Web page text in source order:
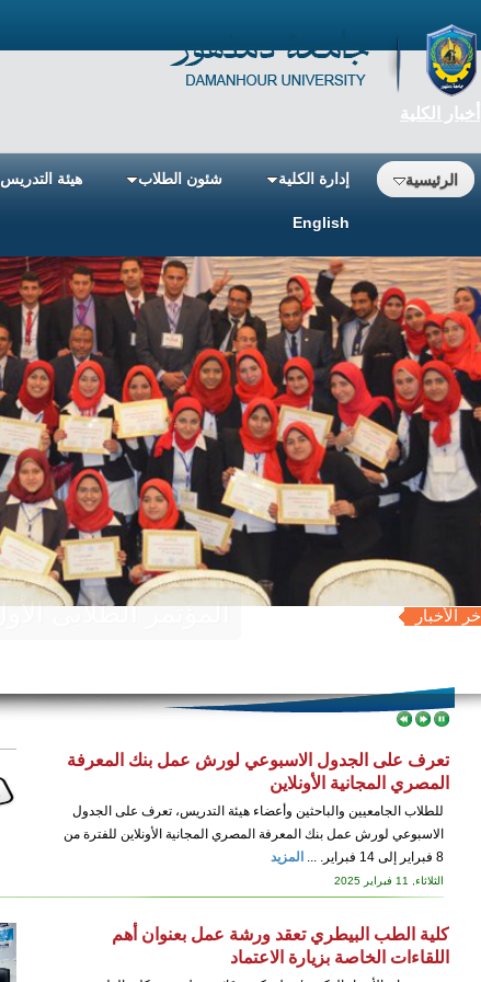
أخبار الكلية
الرئيسية إدارة الكلية شئون الطلاب هيئة التدريس
English
اخر الأخبار
تعرف على الجدول الاسبوعي لورش عمل بنك المعرفة
المصري المجانية الأونلاين
للطلاب الجامعيين والباحثين وأعضاء هيئة التدريس، تعرف على الجدول
الاسبوعي لورش عمل بنك المعرفة المصري المجانية الأونلاين للفترة من
8 فبراير إلى 14 فبراير. ...
المزيد
الثلاثاء, 11 فبراير 2025
كلية الطب البيطري تعقد ورشة عمل بعنوان أهم
اللقاءات الخاصة بزيارة الاعتماد